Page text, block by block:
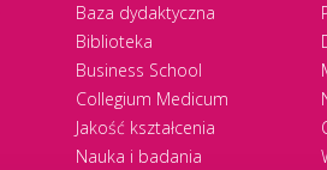
Baza dydaktyczna
Biblioteka
Business School
Collegium Medicum
Jakość kształcenia
Nauka i badania